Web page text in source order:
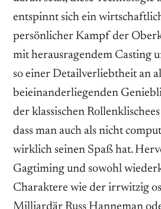
entspinnt sich ein
persönlicher Kampf der
mit herausragendem Casting
so ­einer Detailverliebtheit an
beieinanderliegenden
der klassischen
dass man auch als nicht
wirklich seinen Spaß hat.
Gagtiming und sowohl
Charaktere wie der irrwitzig
Milliardär Russ Hanneman